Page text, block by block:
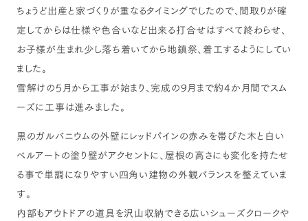
ちょうど出産と家づくりが重なるタイミングでしたので、間取りが確
定してからは仕様や色合いなど出来る打合せはすべて終わらせ、
お子様が生まれ少し落ち着いてから地鎮祭、着工するようにしてい
ました。
雪解けの5月から工事が始まり、完成の9月まで約4か月間でスム
ーズに工事は進みました。
黒のガルバニウムの外壁にレッドパインの赤みを帯びた木と白い
ベルアートの塗り壁がアクセントに、屋根の高さにも変化を持たせ
る事で単調になりやすい四角い建物の外観バランスを整えていま
す。
内部もアウトドアの道具を沢山収納できる広いシューズクロークや